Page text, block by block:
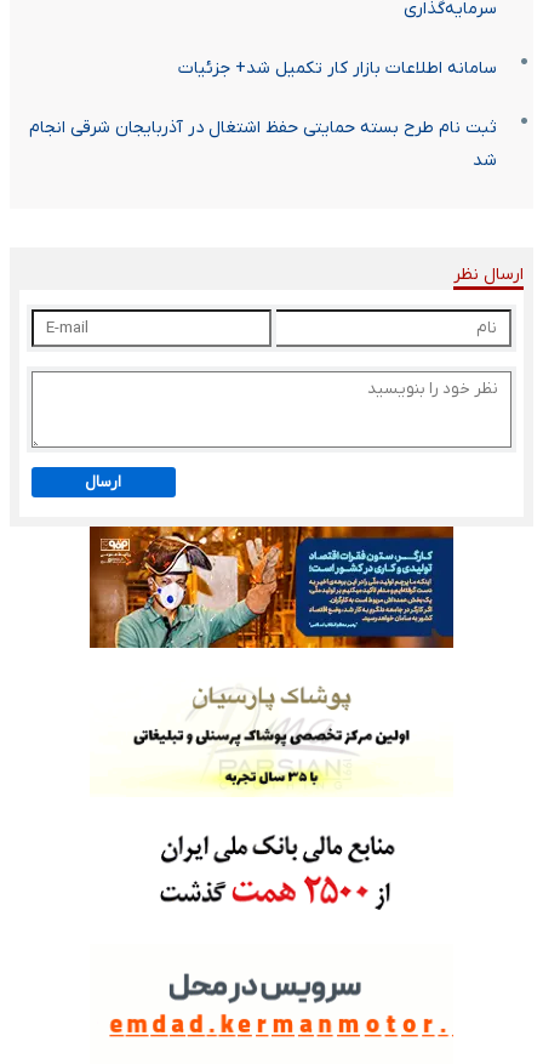
سرمایه‌گذاری
سامانه اطلاعات بازار کار تکمیل شد+ جزئیات
ثبت نام طرح بسته حمایتی حفظ اشتغال در آذربایجان شرقی انجام
شد
ارسال نظر
ارسال